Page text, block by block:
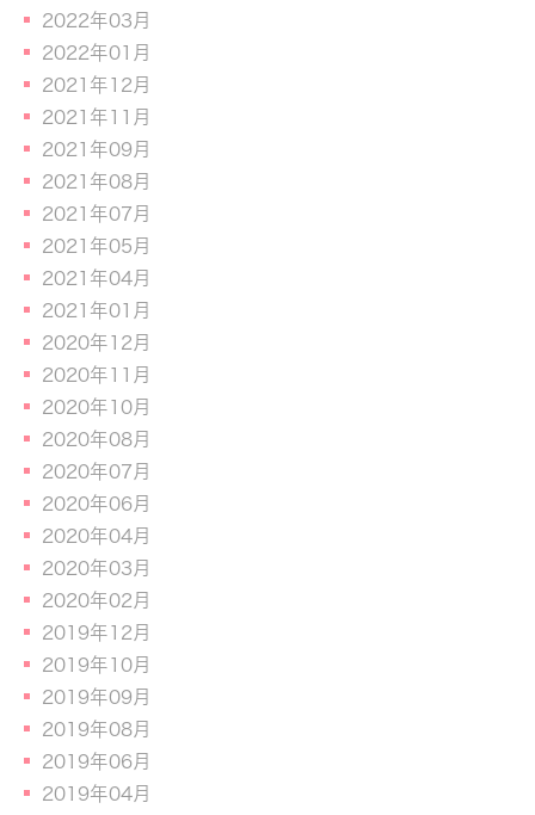
2022年03月
2022年01月
2021年12月
2021年11月
2021年09月
2021年08月
2021年07月
2021年05月
2021年04月
2021年01月
2020年12月
2020年11月
2020年10月
2020年08月
2020年07月
2020年06月
2020年04月
2020年03月
2020年02月
2019年12月
2019年10月
2019年09月
2019年08月
2019年06月
2019年04月